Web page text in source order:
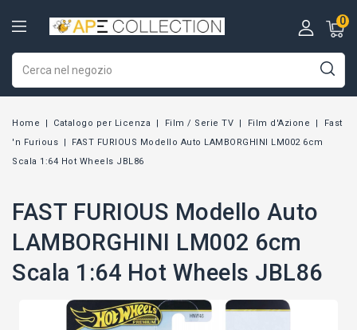
0
Home Catalogo per Licenza Film / Serie TV Film d'Azione
Fast
'n Furious
FAST FURIOUS Modello Auto LAMBORGHINI LM002 6cm
Scala 1:64 Hot Wheels JBL86
FAST FURIOUS Modello Auto
LAMBORGHINI LM002 6cm
Scala 1:64 Hot Wheels JBL86